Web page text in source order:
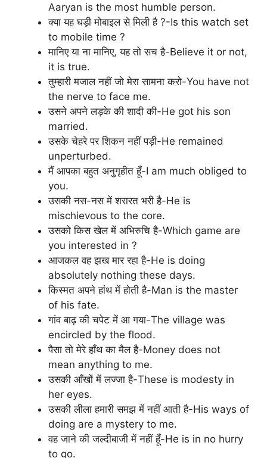
Aaryan is the most humble person.
क्या यह घड़ी मोबाइल से मिली है ?-Is this watch set
to mobile time ?
मानिए या ना मानिए, यह तो सच है-Believe it or not,
it is true.
तुम्हारी मजाल नहीं जो मेरा सामना करो-You have not
the nerve to face me.
उसने अपने लड़के की शादी की-He got his son
married.
उसके चेहरे पर शिकन नहीं पड़ी-He remained
unperturbed.
मैं आपका बहुत अनुगृहीत हूँ-I am much obliged to
you.
उसकी नस-नस में शरारत भरी है-He is
mischievous to the core.
उसको किस खेल में अभिरुचि है-Which game are
you interested in ?
आजकल वह झख मार रहा है-He is doing
absolutely nothing these days.
किस्मत अपने हांथ में होती है-Man is the master
of his fate.
गांव बाढ़ की चपेट में आ गया-The village was
encircled by the flood.
पैसा तो मेरे हाँथ का मैल है-Money does not
mean anything to me.
उसकी आँखों में लज्जा है-These is modesty in
her eyes.
उसकी लीला हमारी समझ में नहीं आती है-His ways of
doing are a mystery to me.
वह जाने की जल्दीबाजी में नहीं हूँ-He is in no hurry
to go.